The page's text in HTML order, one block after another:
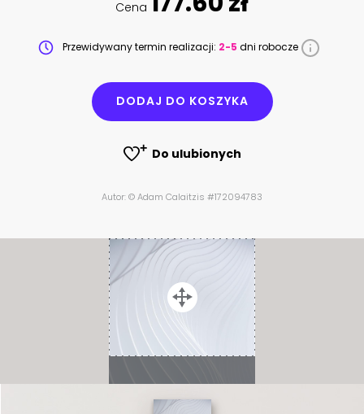
Cena
Przewidywany termin realizacji: 2-5 dni robocze
DODAJ DO KOSZYKA
Do ulubionych
Autor: © Adam Calaitzis #172094783